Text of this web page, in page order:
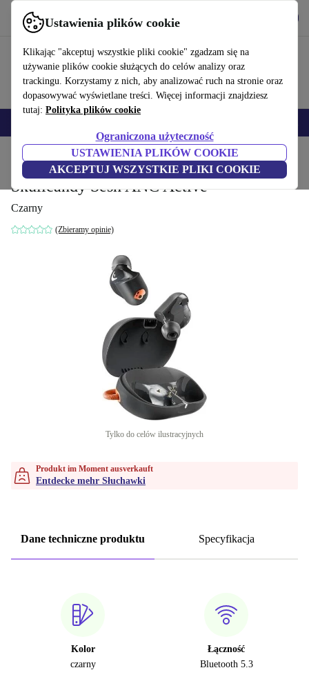
Ustawienia plików cookie
Klikając "akceptuj wszystkie pliki cookie" zgadzam się na
używanie plików cookie służących do celów analizy oraz
trackingu. Korzystamy z nich, aby analizować ruch na stronie oraz
dopasowywać wyświetlane treści. Więcej informacji znajdziesz
tutaj: Polityka plików cookie
Ograniczona użyteczność
USTAWIENIA PLIKÓW COOKIE
AKCEPTUJ WSZYSTKIE PLIKI COOKIE
Korzystaj z refurbed szybko i łatwo
Produkty Audio i słuchawki Słuchawki
Skullcandy Sesh ANC Active
Czarny
(Zbieramy opinie)
Tylko do celów ilustracyjnych
Produkt im Moment ausverkauft
Entdecke mehr Słuchawki
Dane techniczne produktu Specyfikacja
Kolor
czarny
Łączność
Bluetooth 5.3